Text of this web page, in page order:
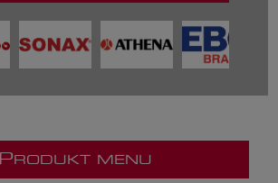
P RODUKT MENU